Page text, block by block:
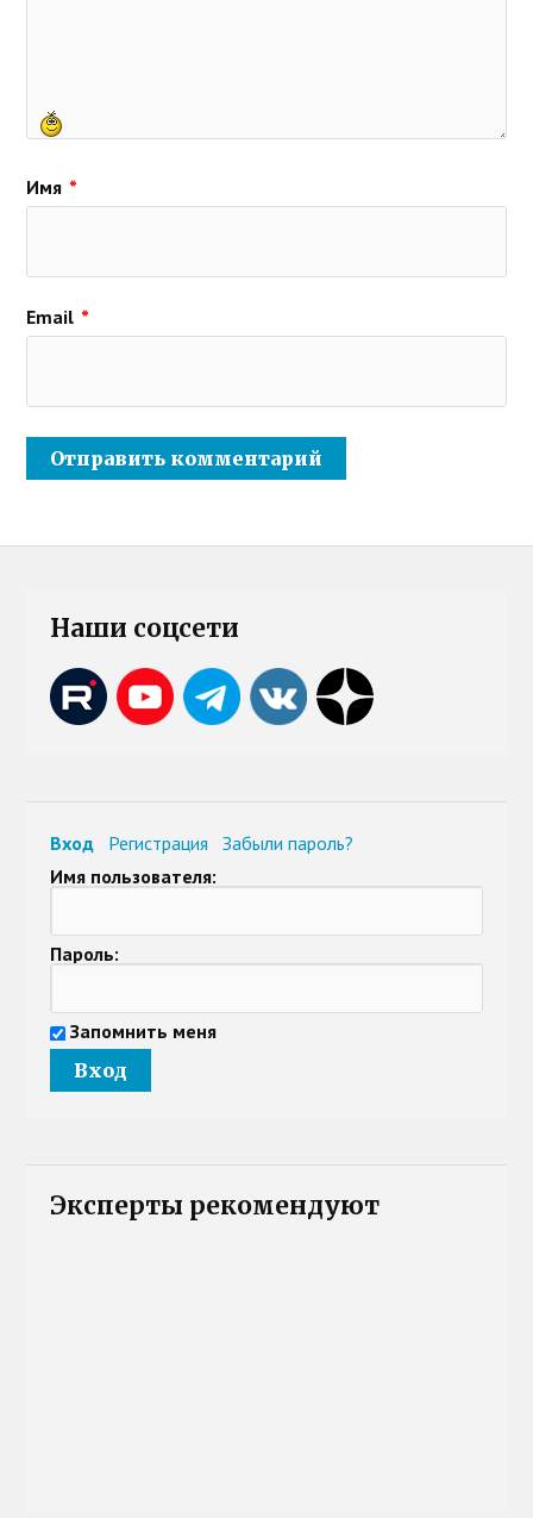
Имя *
Email *
Наши соцсети
Вход Регистрация
Забыли пароль?
Имя пользователя:
Пароль:
Запомнить меня
Эксперты рекомендуют